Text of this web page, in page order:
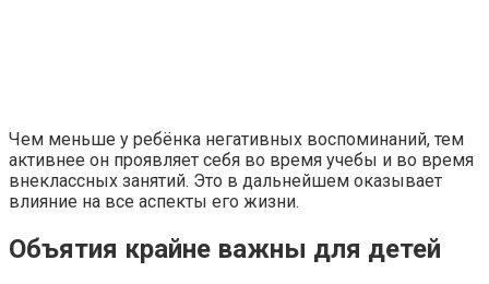
Чем меньше у ребёнка негативных воспоминаний, тем
активнее он проявляет себя во время учебы и во время
внеклассных занятий. Это в дальнейшем оказывает
влияние на все аспекты его жизни.
Объятия крайне важны для детей